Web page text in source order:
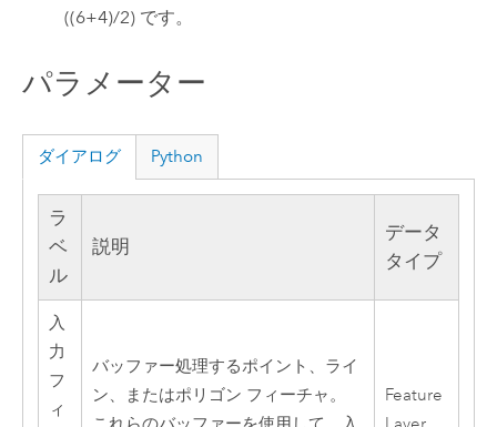
((6+4)/2) です。
パラメーター
ダイアログ Python
ラ
ベ
ル
説明
データ
タイプ
入
力
フ
ィ
バッファー処理するポイント、ライ
ン、またはポリゴン フィーチャ。
Feature